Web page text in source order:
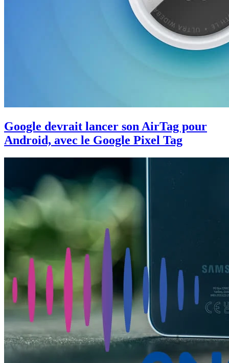
Google devrait lancer son AirTag pour
Android, avec le Google Pixel Tag